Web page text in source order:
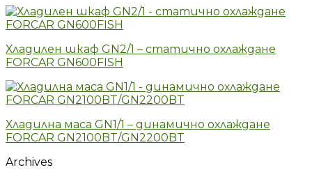
Хладилен шкаф GN2/1 – статично охлаждане
FORCAR GN600FISH
Хладилна маса GN1/1 – динамично охлаждане
FORCAR GN2100BT/GN2200BT
Archives